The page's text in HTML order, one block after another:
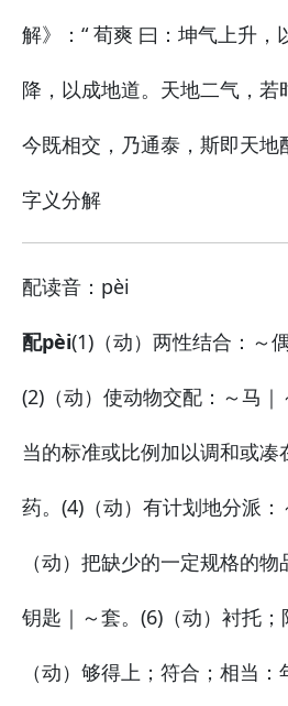
解》：“ 荀爽 曰：坤气上升，
降，以成地道。天地二气，若
今既相交，乃通泰，斯即天地
字义分解
配读音：pèi
配pèi(1)（动）两性结合： ～
(2)（动）使动物交配： ～马｜
当的标准或比例加以调和或凑
药。 (4)（动）有计划地分派：
（动）把缺少的一定规格的物
钥匙｜～套。 (6)（动）衬托；
（动）够得上；符合；相当：